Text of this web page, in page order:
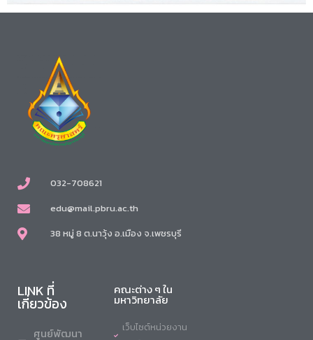
032-708621
edu@mail.pbru.ac.th
38 หมู่ 8 ต.นาวุ้ง อ.เมือง จ.เพชรบุรี
LINK ที่
เกี่ยวข้อง
ศูนย์พัฒนา
คณะต่าง ๆ ใน
มหาวิทยาลัย
เว็บไซต์หน่วยงาน